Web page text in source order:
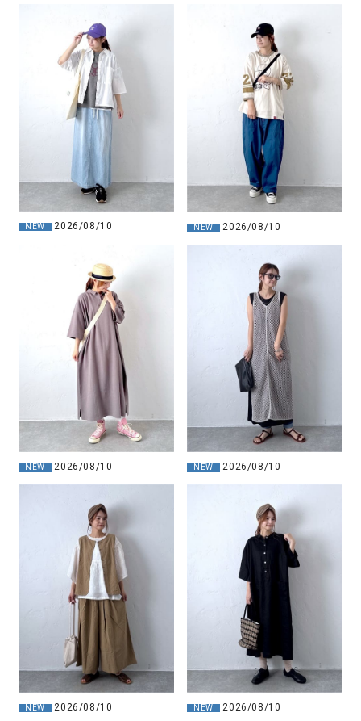
NEW 2026/08/10 NEW 2026/08/10
NEW 2026/08/10 NEW 2026/08/10
NEW 2026/08/10 NEW 2026/08/10